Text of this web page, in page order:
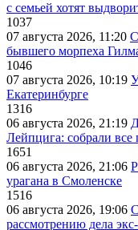
с семьей хотят
1037
07 августа 2026, 11:20
бывшего морпеха
1046
07 августа 2026, 10:19
Екатеринбурге
1316
06 августа 2026, 21:19
Лейпцига: собрали все
1651
06 августа 2026, 21:06
урагана в Смоленске
1516
06 августа 2026, 19:06
рассмотрению дела